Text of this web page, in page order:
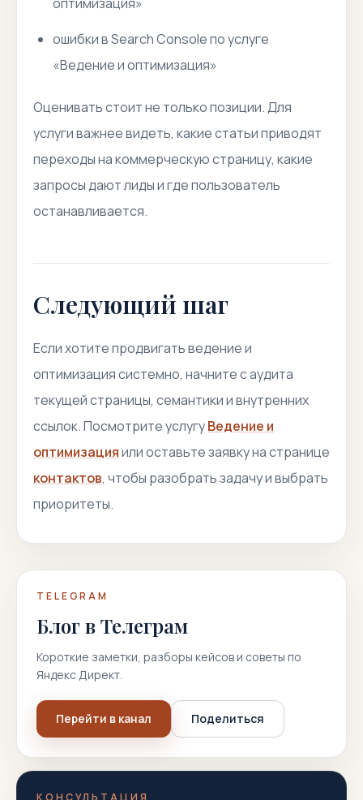
ошибки в Search Console по услуге
«Ведение и оптимизация»
Оценивать стоит не только позиции. Для
услуги важнее видеть, какие статьи приводят
переходы на коммерческую страницу, какие
запросы дают лиды и где пользователь
останавливается.
Следующий шаг
Если хотите продвигать ведение и
оптимизация системно, начните с аудита
текущей страницы, семантики и внутренних
ссылок. Посмотрите услугуВедение и
оптимизацияили оставьте заявку на странице
контактов, чтобы разобрать задачу и выбрать
приоритеты.
TELEGRAM
Блог в Телеграм
Короткие заметки, разборы кейсов и советы по
Яндекс Директ.
Перейти в канал Поделиться
КОНСУЛЬТАЦИЯ